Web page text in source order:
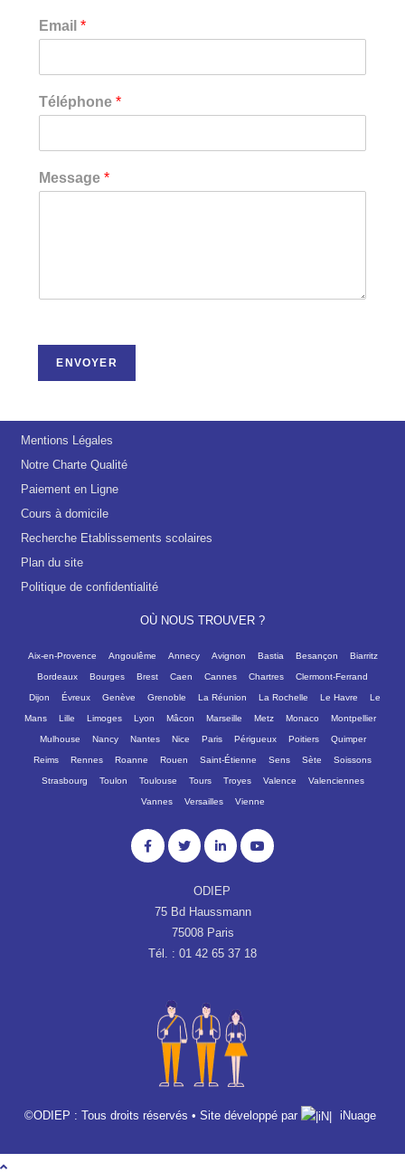
Email*
Téléphone*
Message*
ENVOYER
Mentions Légales
Notre Charte Qualité
Paiement en Ligne
Cours à domicile
Recherche Etablissements scolaires
Plan du site
Politique de confidentialité
OÙ NOUS TROUVER ?
Aix-en-Provence Angoulême Annecy Avignon Bastia Besançon Biarritz
Bordeaux Bourges Brest Caen Cannes Chartres Clermont-Ferrand
Dijon Évreux Genève Grenoble La Réunion La Rochelle Le Havre Le
Mans Lille Limoges Lyon Mâcon Marseille Metz Monaco Montpellier
Mulhouse Nancy Nantes Nice Paris Périgueux Poitiers Quimper
Reims Rennes Roanne Rouen Saint-Étienne Sens Sète Soissons
Strasbourg Toulon Toulouse Tours Troyes Valence Valenciennes
Vannes Versailles Vienne
ODIEP
75 Bd Haussmann
75008 Paris
Tél. : 01 42 65 37 18
©ODIEP : Tous droits réservés • Site développé par iNuage